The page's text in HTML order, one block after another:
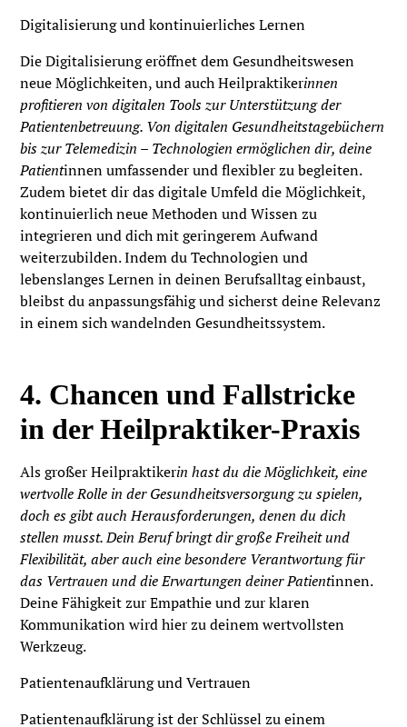
Digitalisierung und kontinuierliches Lernen
Die Digitalisierung eröffnet dem Gesundheitswesen
neue Möglichkeiten, und auch Heilpraktikerinnen
profitieren von digitalen Tools zur Unterstützung der
Patientenbetreuung. Von digitalen Gesundheitstagebüchern
bis zur Telemedizin – Technologien ermöglichen dir, deine
Patientinnen umfassender und flexibler zu begleiten.
Zudem bietet dir das digitale Umfeld die Möglichkeit,
kontinuierlich neue Methoden und Wissen zu
integrieren und dich mit geringerem Aufwand
weiterzubilden. Indem du Technologien und
lebenslanges Lernen in deinen Berufsalltag einbaust,
bleibst du anpassungsfähig und sicherst deine Relevanz
in einem sich wandelnden Gesundheitssystem.
4. Chancen und Fallstricke
in der Heilpraktiker-Praxis
Als großer Heilpraktikerin hast du die Möglichkeit, eine
wertvolle Rolle in der Gesundheitsversorgung zu spielen,
doch es gibt auch Herausforderungen, denen du dich
stellen musst. Dein Beruf bringt dir große Freiheit und
Flexibilität, aber auch eine besondere Verantwortung für
das Vertrauen und die Erwartungen deiner Patientinnen.
Deine Fähigkeit zur Empathie und zur klaren
Kommunikation wird hier zu deinem wertvollsten
Werkzeug.
Patientenaufklärung und Vertrauen
Patientenaufklärung ist der Schlüssel zu einem